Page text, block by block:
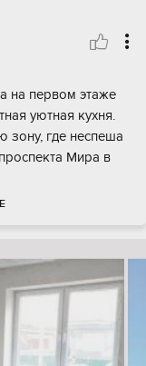
на первом этаже
уютная кухня.
зону, где неспеша
Мира в